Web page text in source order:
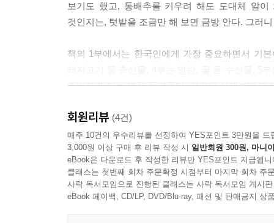
보기도 했고, 통배추를 키우려 해도 도대체 알
것인지는, 텃밭을 조금만 해 보면 금방 안다. 그러
책의 1부에서는 한국인에게 가장 중요하면서 기
소비자가 되는 법을 들려준다. 각각의 식재료에
맛집 소개가 가득하지만, 그럼에도 음식의 기본은
식재료를 만드는 사람들은 그 까다롭고 힘든 일
현명하게 선택할 때 위대한 식재료를 생산하는 이
회원리뷰 (4건)
매주 10건의 우수리뷰를 선정하여 YES포인트 3만원을 드
3,000원 이상 구매 후 리뷰 작성 시 일반회원 300원, 마니
eBook은 다운로드 후 작성한 리뷰만 YES포인트 지급됩니
클래스는 첫번째 회차 주문확정 시점부터 마지막 회차 주
사락 독서모임으로 진행된 클래스는 사락 독서모임 게시
eBook 페이백, CD/LP, DVD/Blu-ray, 패션 및 판매금지 상